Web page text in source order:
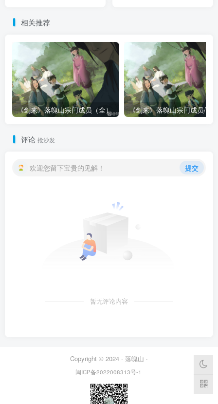
相关推荐
《剑来》落魄山宗门成员（全）
评论 抢沙发
欢迎您留下宝贵的见解！ 提交
暂无评论内容
Copyright © 2024 · 落魄山 ·
闽ICP备2022008313号-1